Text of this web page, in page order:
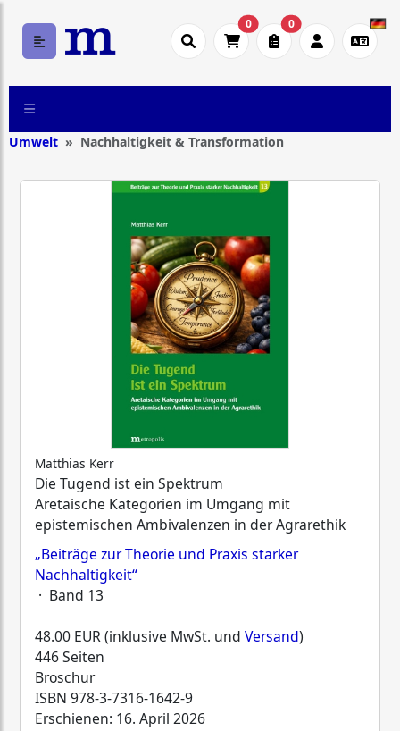
0 0
Umwelt Nachhaltigkeit & Transformation
Matthias Kerr
Die Tugend ist ein Spektrum
Aretaische Kategorien im Umgang mit
epistemischen Ambivalenzen in der Agrarethik
„Beiträge zur Theorie und Praxis starker
Nachhaltigkeit“
· Band 13
48.00 EUR (inklusive MwSt. und Versand)
446 Seiten
Broschur
ISBN 978-3-7316-1642-9
Erschienen: 16. April 2026